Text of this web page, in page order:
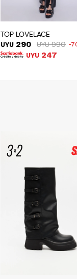
TOP LOVELACE
UYU 290 UYU 990
UYU 247